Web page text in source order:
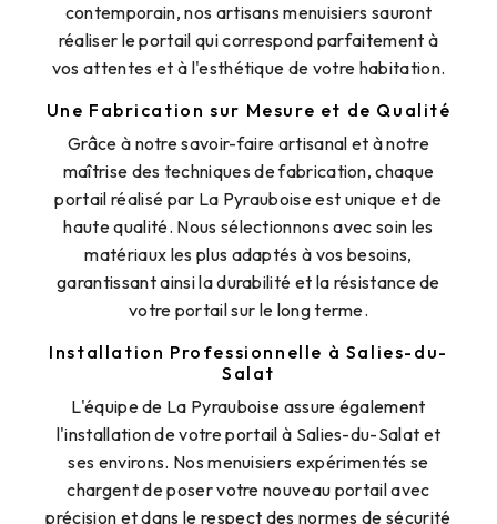
contemporain, nos artisans menuisiers sauront
réaliser le portail qui correspond parfaitement à
vos attentes et à l'esthétique de votre habitation.
Une Fabrication sur Mesure et de Qualité
Grâce à notre savoir-faire artisanal et à notre
maîtrise des techniques de fabrication, chaque
portail réalisé par La Pyrauboise est unique et de
haute qualité. Nous sélectionnons avec soin les
matériaux les plus adaptés à vos besoins,
garantissant ainsi la durabilité et la résistance de
votre portail sur le long terme.
Installation Professionnelle à Salies-du-
Salat
L'équipe de La Pyrauboise assure également
l'installation de votre portail à Salies-du-Salat et
ses environs. Nos menuisiers expérimentés se
chargent de poser votre nouveau portail avec
précision et dans le respect des normes de sécurité